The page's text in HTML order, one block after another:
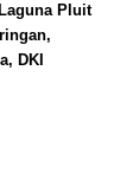
Pluit
DKI